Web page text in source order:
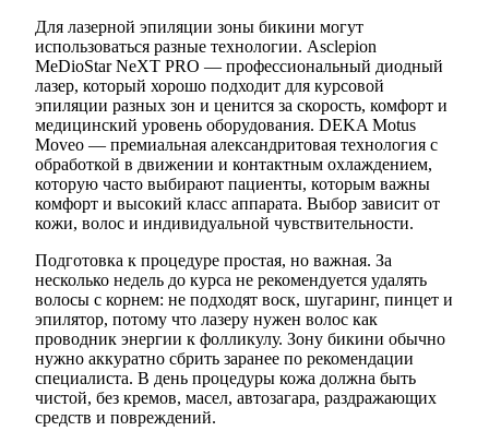
Для лазерной эпиляции зоны бикини могут
использоваться разные технологии. Asclepion
MeDioStar NeXT PRO — профессиональный диодный
лазер, который хорошо подходит для курсовой
эпиляции разных зон и ценится за скорость, комфорт и
медицинский уровень оборудования. DEKA Motus
Moveo — премиальная александритовая технология с
обработкой в движении и контактным охлаждением,
которую часто выбирают пациенты, которым важны
комфорт и высокий класс аппарата. Выбор зависит от
кожи, волос и индивидуальной чувствительности.
Подготовка к процедуре простая, но важная. За
несколько недель до курса не рекомендуется удалять
волосы с корнем: не подходят воск, шугаринг, пинцет и
эпилятор, потому что лазеру нужен волос как
проводник энергии к фолликулу. Зону бикини обычно
нужно аккуратно сбрить заранее по рекомендации
специалиста. В день процедуры кожа должна быть
чистой, без кремов, масел, автозагара, раздражающих
средств и повреждений.